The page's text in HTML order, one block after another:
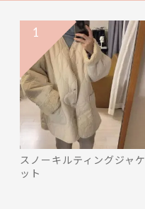
スノーキルティングジャケ
ット
1